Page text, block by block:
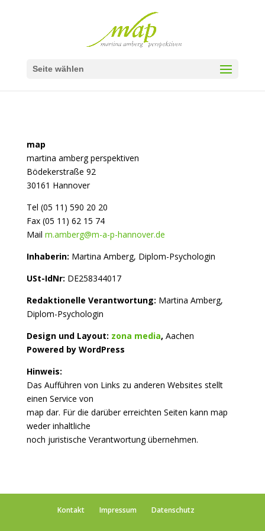
Seite wählen
map
martina amberg perspektiven
Bödekerstraße 92
30161 Hannover
Tel (05 11) 590 20 20
Fax (05 11) 62 15 74
Mail m.amberg@m-a-p-hannover.de
Inhaberin: Martina Amberg, Diplom-Psychologin
USt-IdNr: DE258344017
Redaktionelle Verantwortung: Martina Amberg,
Diplom-Psychologin
Design und Layout: zona media, Aachen
Powered by WordPress
Hinweis:
Das Aufführen von Links zu anderen Websites stellt
einen Service von
map dar. Für die darüber erreichten Seiten kann map
weder inhaltliche
noch juristische Verantwortung übernehmen.
Kontakt Impressum Datenschutz